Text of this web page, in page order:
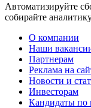
Автоматизируйте
собирайте
О компании
Наши
Партнерам
Реклама на
Новости и
Инвесторам
Кандидаты по